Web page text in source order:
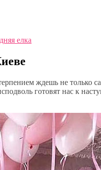
елка
ждешь не только
готовят нас к